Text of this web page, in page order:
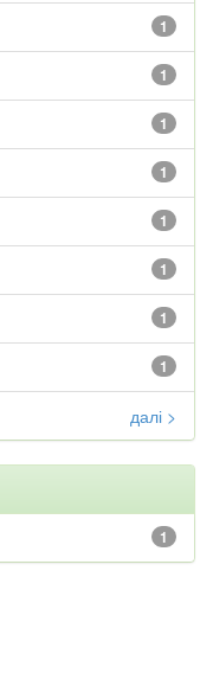
1
1
1
1
1
1
1
1
далі >
1